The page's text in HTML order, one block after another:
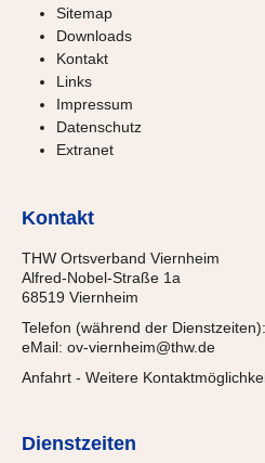
Sitemap
Downloads
Kontakt
Links
Impressum
Datenschutz
Extranet
Kontakt
THW Ortsverband Viernheim
Alfred-Nobel-Straße 1a
68519 Viernheim
Telefon (während der
eMail: ov-viernheim@thw.de
Anfahrt - Weitere
Dienstzeiten